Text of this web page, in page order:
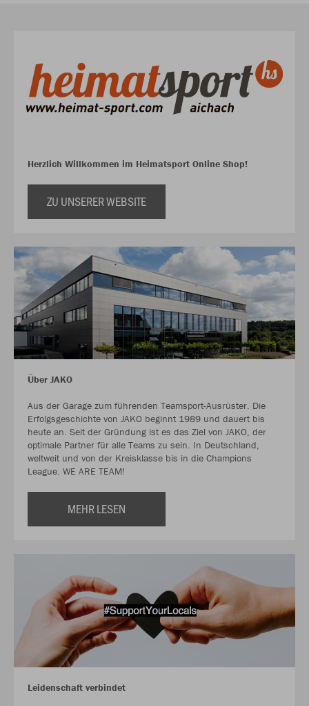
Herzlich Willkommen im Heimatsport Online Shop!
ZU UNSERER WEBSITE
Über JAKO
Aus der Garage zum führenden Teamsport-Ausrüster. Die
Erfolgsgeschichte von JAKO beginnt 1989 und dauert bis
heute an. Seit der Gründung ist es das Ziel von JAKO, der
optimale Partner für alle Teams zu sein. In Deutschland,
weltweit und von der Kreisklasse bis in die Champions
League. WE ARE TEAM!
MEHR LESEN
Leidenschaft verbindet